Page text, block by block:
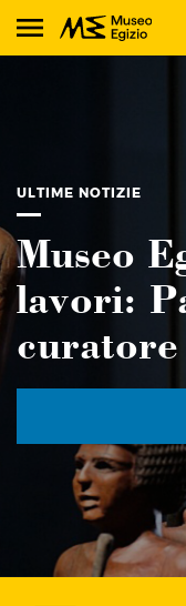
Cerca nel sito del
ULTIME NOTIZIE
Museo
lavori:
curatore